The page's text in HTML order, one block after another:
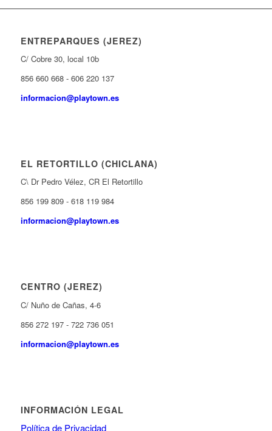
ENTREPARQUES (JEREZ)
C/ Cobre 30, local 10b
856 660 668 - 606 220 137
informacion@playtown.es
EL RETORTILLO (CHICLANA)
C\ Dr Pedro Vélez, CR El Retortillo
856 199 809 - 618 119 984
informacion@playtown.es
CENTRO (JEREZ)
C/ Nuño de Cañas, 4-6
856 272 197 - 722 736 051
informacion@playtown.es
INFORMACIÓN LEGAL
Política de Privacidad